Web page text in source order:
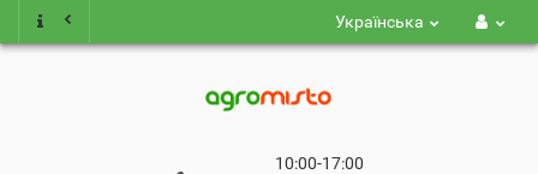
Українська
10:00-17:00